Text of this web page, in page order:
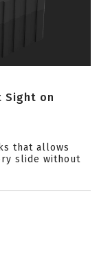
Sight on
that allows
slide without